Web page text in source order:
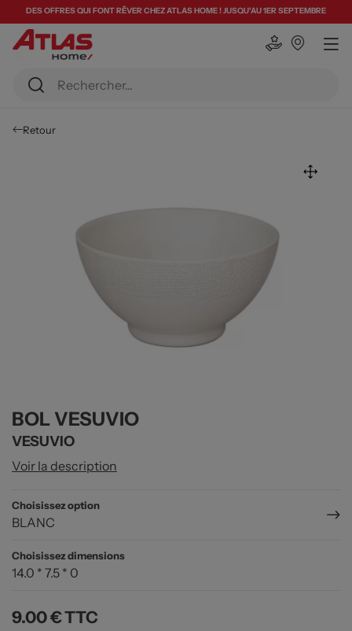
DES OFFRES QUI FONT RÊVER CHEZ ATLAS HOME ! JUSQU'AU 1ER SEPTEMBRE
Retour
BOL VESUVIO
VESUVIO
Voir la description
Choisissez option
BLANC
Choisissez dimensions
14.0 * 7.5 * 0
9.00 €TTC